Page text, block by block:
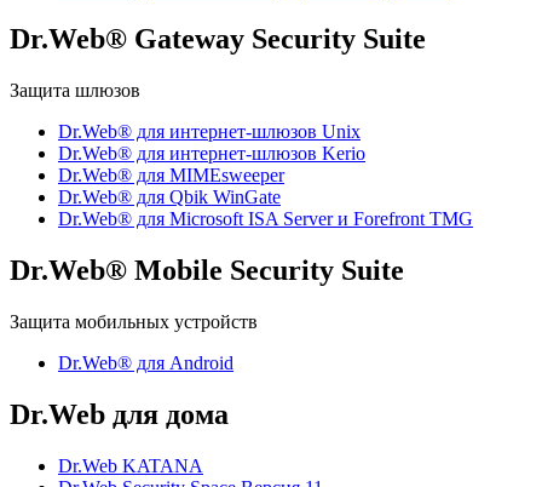
Dr.Web® Gateway Security Suite
Защита шлюзов
Dr.Web® для интернет-шлюзов Unix
Dr.Web® для интернет-шлюзов Kerio
Dr.Web® для MIMEsweeper
Dr.Web® для Qbik WinGate
Dr.Web® для Microsoft ISA Server и Forefront TMG
Dr.Web® Mobile Security Suite
Защита мобильных устройств
Dr.Web® для Android
Dr.Web для дома
Dr.Web KATANA